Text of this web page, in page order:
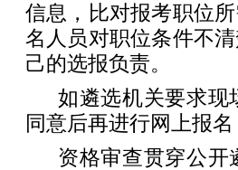
信息，比对报考职位
名人员对职位条件不
己的选报负责。
如遴选机关要求现
同意后再进行网上报
资格审查贯穿公开